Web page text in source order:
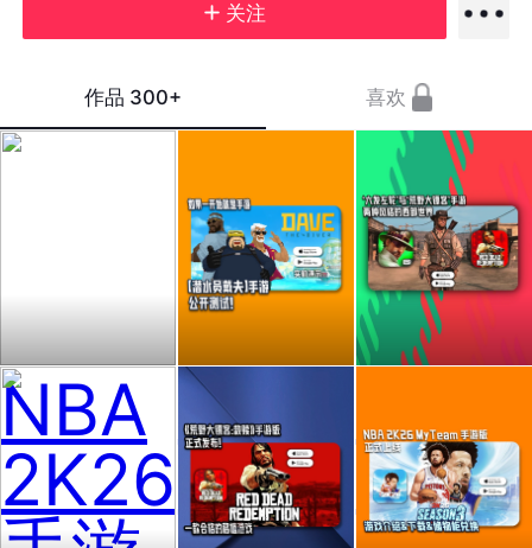
关注
作品 300+ 喜欢
NBA
2K26
如果
《潜
从
【六